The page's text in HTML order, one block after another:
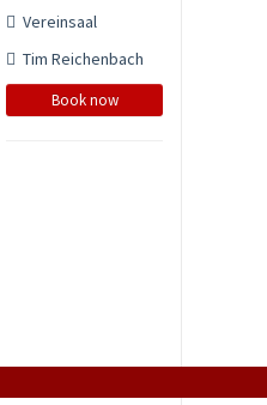
Vereinsaal
Tim Reichenbach
Book now